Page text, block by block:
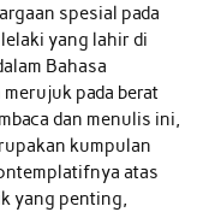
spesial pada
yang lahir di
Bahasa
pada berat
dan menulis ini,
kumpulan
atas
yang penting,